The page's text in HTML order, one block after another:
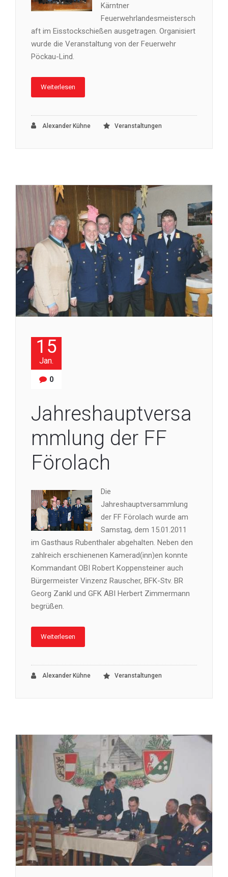
Kärntner
Feuerwehrlandesmeistersch
aft im Eisstockschießen ausgetragen. Organisiert
wurde die Veranstaltung von der Feuerwehr
Pöckau-Lind.
Weiterlesen
Alexander Kühne Veranstaltungen
15
Jan.
0
Jahreshauptversa
mmlung der FF
Förolach
Die
Jahreshauptversammlung
der FF Förolach wurde am
Samstag, dem 15.01.2011
im Gasthaus Rubenthaler abgehalten. Neben den
zahlreich erschienenen Kamerad(inn)en konnte
Kommandant OBI Robert Koppensteiner auch
Bürgermeister Vinzenz Rauscher, BFK-Stv. BR
Georg Zankl und GFK ABI Herbert Zimmermann
begrüßen.
Weiterlesen
Alexander Kühne Veranstaltungen